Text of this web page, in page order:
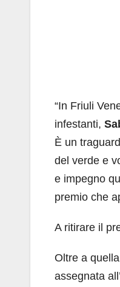
“In Friuli
infestanti,
È un
del verde e
e impegno
premio che
A ritirare il
Oltre a
assegnata